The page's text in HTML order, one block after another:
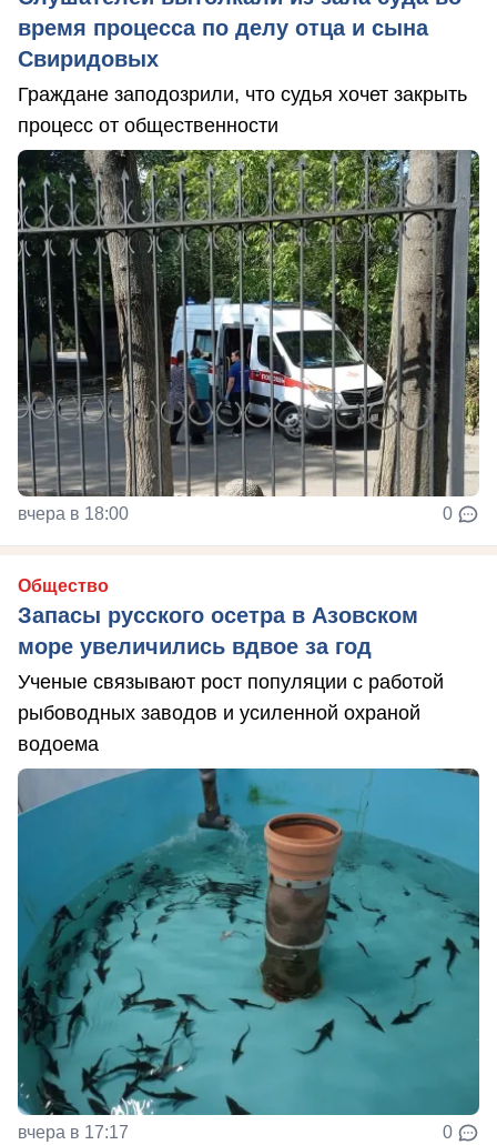
время процесса по делу отца и сына
Свиридовых
Граждане заподозрили, что судья хочет закрыть
процесс от общественности
вчера в 18:00 0
Общество
Запасы русского осетра в Азовском
море увеличились вдвое за год
Ученые связывают рост популяции с работой
рыбоводных заводов и усиленной охраной
водоема
вчера в 17:17 0